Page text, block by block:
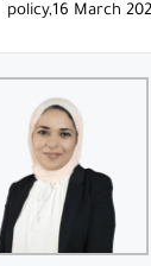
policy,16 March